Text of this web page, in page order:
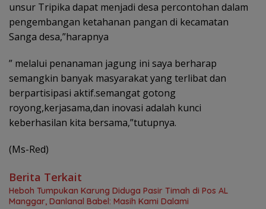
unsur Tripika dapat menjadi desa percontohan dalam
pengembangan ketahanan pangan di kecamatan
Sanga desa,”harapnya
” melalui penanaman jagung ini saya berharap
semangkin banyak masyarakat yang terlibat dan
berpartisipasi aktif.semangat gotong
royong,kerjasama,dan inovasi adalah kunci
keberhasilan kita bersama,”tutupnya.
(Ms-Red)
Berita Terkait
Heboh Tumpukan Karung Diduga Pasir Timah di Pos AL
Manggar, Danlanal Babel: Masih Kami Dalami